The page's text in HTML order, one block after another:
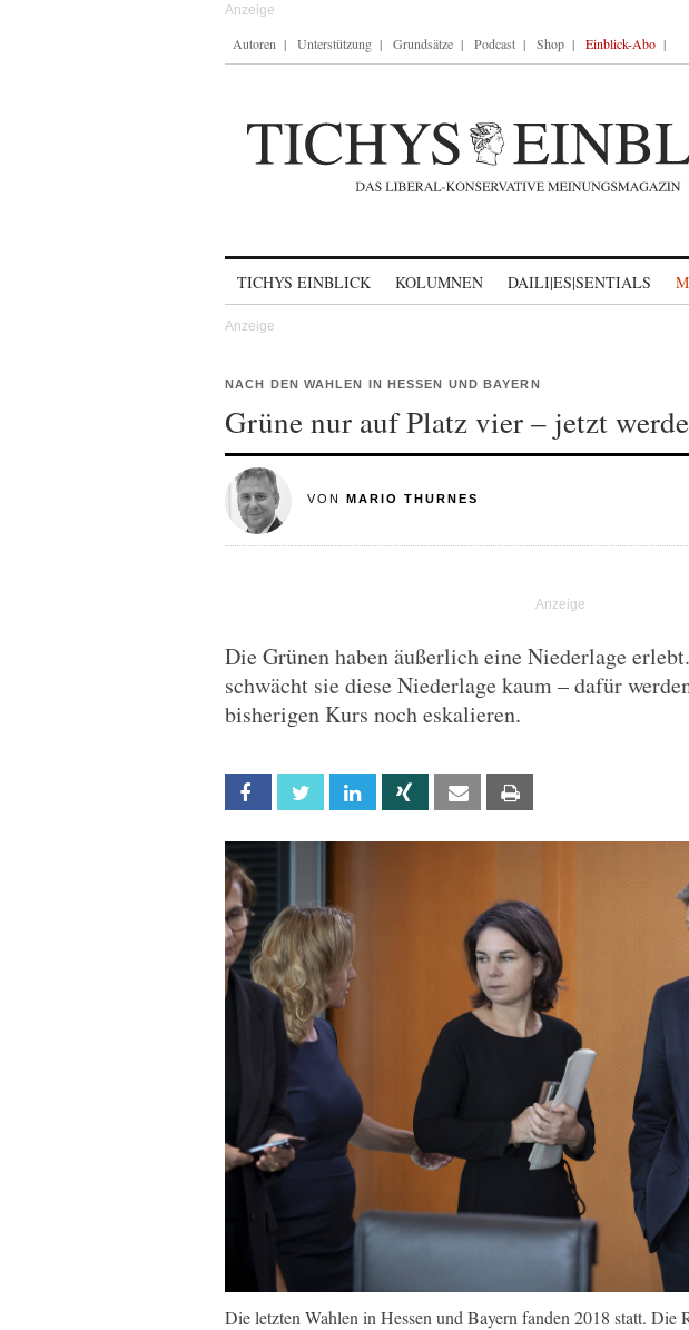
Autoren Unterstützung Grundsätze Podcast Shop Einblick-Abo
TICHYS EINBLICK KOLUMNEN DAILI|ES|SENTIALS
NACH DEN WAHLEN IN HESSEN UND BAYERN
Grüne nur auf Platz vier – jetzt
VON MARIO THURNES
Die Grünen haben äußerlich eine Niederlage
schwächt sie diese Niederlage kaum – dafür
bisherigen Kurs noch eskalieren.
Facebook Twitter Linkedin Xing Email
Die letzten Wahlen in Hessen und Bayern fanden 2018 statt.